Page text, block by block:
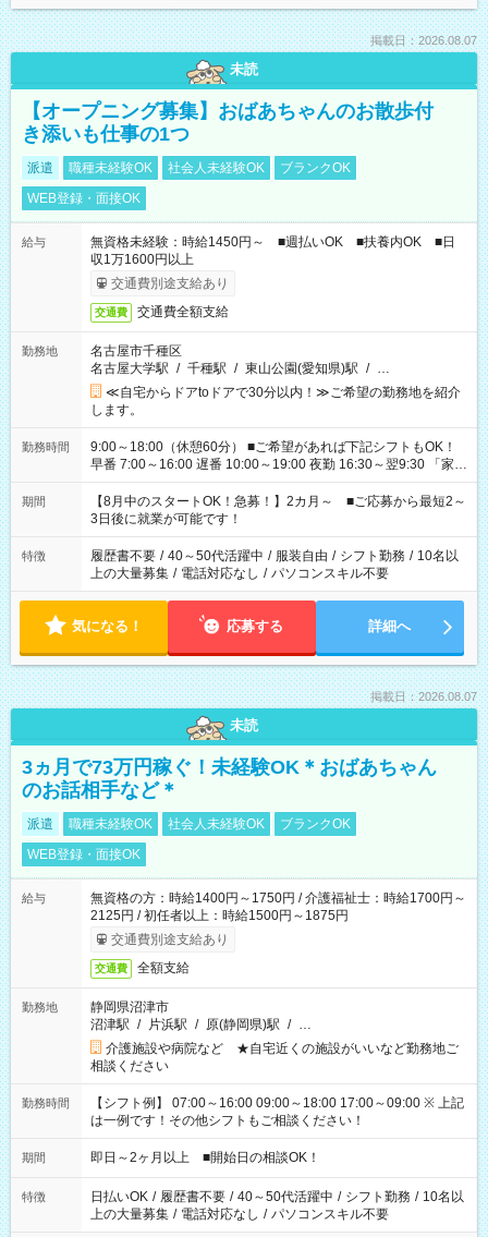
掲載日：2026.08.07
未読
【オープニング募集】おばあちゃんのお散歩付
き添いも仕事の1つ
派遣 職種未経験OK 社会人未経験OK
ブランクOK
WEB登録・面接OK
給与
無資格未経験：時給1450円～ ■週払いOK ■扶養内OK ■日
収1万1600円以上
交通費別途支給あり
交通費 交通費全額支給
勤務地
名古屋市千種区
名古屋大学駅 / 千種駅 / 東山公園(愛知県)駅 / …
≪自宅からドアtoドアで30分以内！≫ご希望の勤務地を紹介
します。
勤務時間
9:00～18:00（休憩60分） ■ご希望があれば下記シフトもOK！
早番 7:00～16:00 遅番 10:00～19:00 夜勤 16:30～翌9:30 「家族
と休みを合わせたい」 「余裕を持って夕飯の準備がしたい」
「できれば残業はしたくない」 など、ご希望を教えてください
ね。 ※Wワーク希望の方へ 今ご覧のお仕事で希望する勤務時間
と、もう1つのお仕事の勤務時間。 合計で週40時間を超える場
合は応募できません。
期間
【8月中のスタートOK！急募！】2カ月～ ■ご応募から最短2～
3日後に就業が可能です！
特徴 履歴書不要 / 40～50代活躍中 / 服装自由 / シフト勤務 / 10名以
上の大量募集 / 電話対応なし / パソコンスキル不要
気になる！ 応募する 詳細へ
掲載日：2026.08.07
未読
3ヵ月で73万円稼ぐ！未経験OK＊おばあちゃん
のお話相手など＊
派遣 職種未経験OK 社会人未経験OK
ブランクOK
WEB登録・面接OK
給与
無資格の方：時給1400円～1750円 / 介護福祉士：時給1700円～
2125円 / 初任者以上：時給1500円～1875円
交通費別途支給あり
交通費 全額支給
勤務地
静岡県沼津市
沼津駅 / 片浜駅 / 原(静岡県)駅 / …
介護施設や病院など ★自宅近くの施設がいいなど勤務地ご
相談ください
勤務時間
【シフト例】 07:00～16:00 09:00～18:00 17:00～09:00 ※ 上記
は一例です！その他シフトもご相談ください！
期間 即日～2ヶ月以上 ■開始日の相談OK！
特徴 日払いOK / 履歴書不要 / 40～50代活躍中 / シフト勤務 / 10名以
上の大量募集 / 電話対応なし / パソコンスキル不要